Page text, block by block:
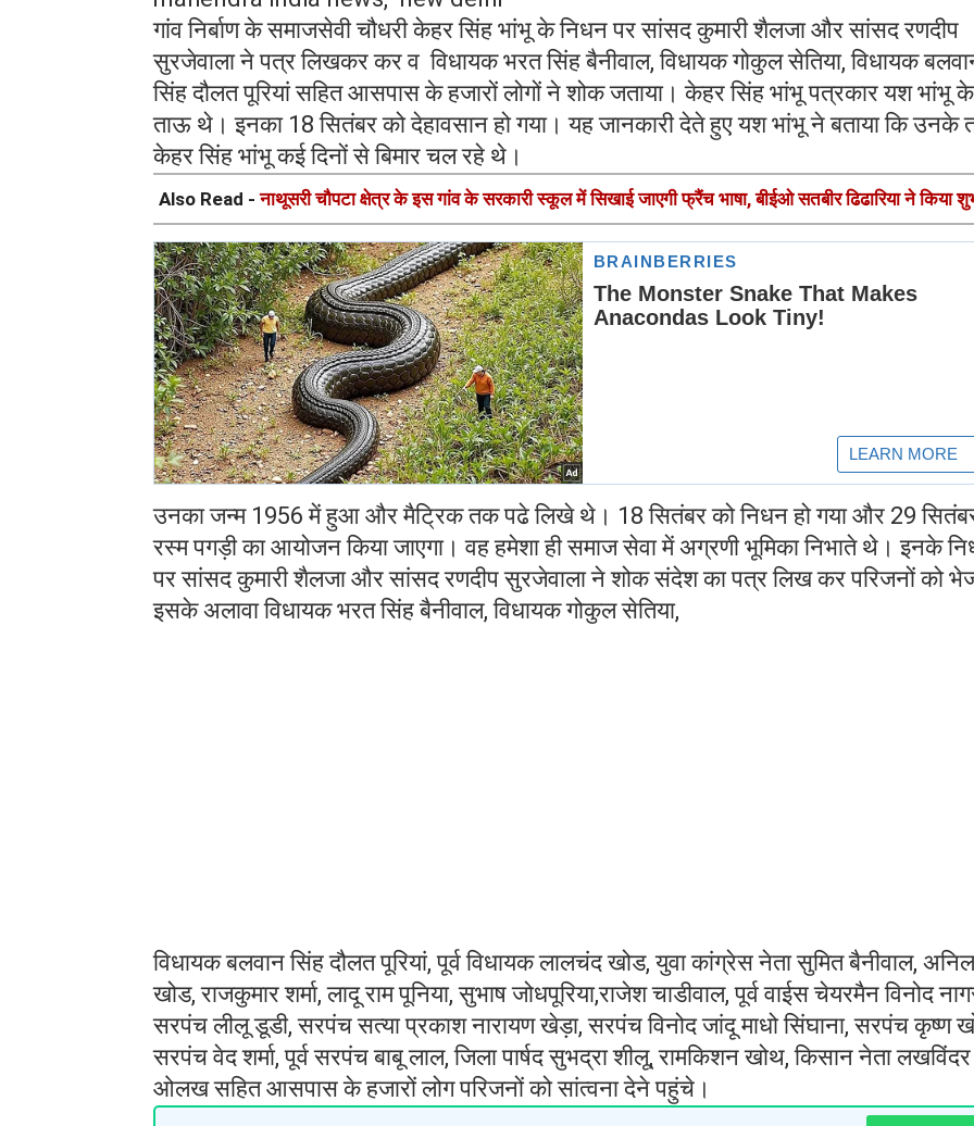
गांव निर्बाण के समाजसेवी चौधरी केहर सिंह भांभू के निधन पर सांसद कुमारी शैलजा और सांसद रणदीप
सुरजेवाला ने पत्र लिखकर कर व विधायक भरत सिंह बैनीवाल, विधायक गोकुल सेतिया, विधायक
सिंह दौलत पूरियां सहित आसपास के हजारों लोगों ने शोक जताया। केहर सिंह भांभू पत्रकार यश भांभू के
ताऊ थे। इनका 18 सितंबर को देहावसान हो गया। यह जानकारी देते हुए यश भांभू ने बताया कि उनके
केहर सिंह भांभू कई दिनों से बिमार चल रहे थे।
Also Read -नाथूसरी चौपटा क्षेत्र के इस गांव के सरकारी स्कूल में सिखाई जाएगी फ्रैंच भाषा, बीईओ सतबीर ढिढारिया ने किया
उनका जन्म 1956 में हुआ और मैट्रिक तक पढे लिखे थे। 18 सितंबर को निधन हो गया और 29
रस्म पगड़ी का आयोजन किया जाएगा। वह हमेशा ही समाज सेवा में अग्रणी भूमिका निभाते थे। इनके
पर सांसद कुमारी शैलजा और सांसद रणदीप सुरजेवाला ने शोक संदेश का पत्र लिख कर परिजनों को
इसके अलावा विधायक भरत सिंह बैनीवाल, विधायक गोकुल सेतिया,
विधायक बलवान सिंह दौलत पूरियां, पूर्व विधायक लालचंद खोड, युवा कांग्रेस नेता सुमित बैनीवाल, अनिल
खोड, राजकुमार शर्मा, लादू राम पूनिया, सुभाष जोधपूरिया,राजेश चाडीवाल, पूर्व वाईस चेयरमैन विनोद
सरपंच लीलू डूडी, सरपंच सत्या प्रकाश नारायण खेड़ा, सरपंच विनोद जांदू माधो सिंघाना, सरपंच कृष्ण
सरपंच वेद शर्मा, पूर्व सरपंच बाबू लाल, जिला पार्षद सुभद्रा शीलू, रामकिशन खोथ, किसान नेता लखविंदर
ओलख सहित आसपास के हजारों लोग परिजनों को सांत्वना देने पहुंचे।